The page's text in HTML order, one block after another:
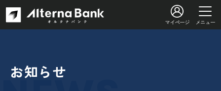
マイページ メニュー
お知らせ